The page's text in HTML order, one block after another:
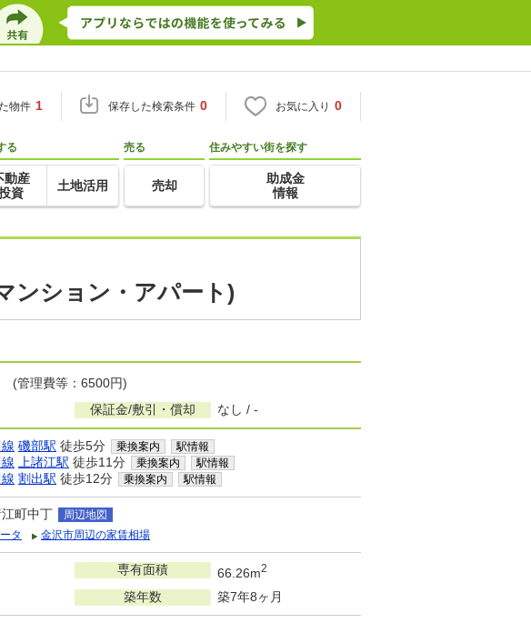
物件 1 保存した検索条件 0 お気に入り 0
る
動産
資
土地活用
売る
売却
住みやすい街を探す
助成金
情報
ンション・アパート)
管理費等：6500円)
保証金/敷引・償却 なし / -
磯部駅 徒歩5分 乗換案内 駅情報
上諸江駅 徒歩11分 乗換案内 駅情報
割出駅 徒歩12分 乗換案内 駅情報
町中丁
周辺地図
タ
金沢市周辺の家賃相場
専有面積 66.26m2
築年数 築7年8ヶ月